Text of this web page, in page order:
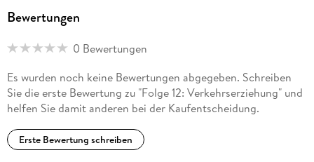
Bewertungen
0 Bewertungen
Es wurden noch keine Bewertungen abgegeben. Schreiben
Sie die erste Bewertung zu "Folge 12: Verkehrserziehung" und
helfen Sie damit anderen bei der Kaufentscheidung.
Erste Bewertung schreiben